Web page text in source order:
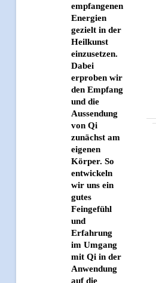
empfangenen
Energien
gezielt in der
Heilkunst
einzusetzen.
Dabei
erproben wir
den Empfang
und die
Aussendung
von Qi
zunächst am
eigenen
Körper. So
entwickeln
wir uns ein
gutes
Feingefühl
und
Erfahrung
im Umgang
mit Qi in der
Anwendung
auf die